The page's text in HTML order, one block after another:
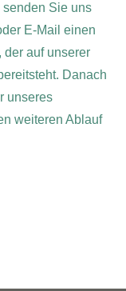
senden Sie uns
E-Mail einen
der auf unserer
Danach
unseres
weiteren Ablauf